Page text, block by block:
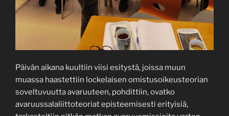
Päivän aikana kuultiin viisi esitystä, joissa muun
muassa haastettiin lockelaisen omistusoikeusteorian
soveltuvuutta avaruuteen, pohdittiin, ovatko
avaruussalaliittoteoriat episteemisesti erityisiä,